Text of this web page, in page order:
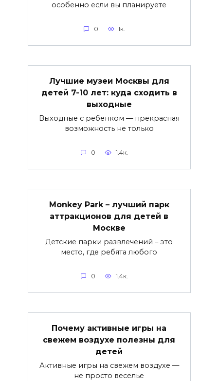
особенно если вы планируете
0 1к.
Лучшие музеи Москвы для
детей 7-10 лет: куда сходить в
выходные
Выходные с ребенком — прекрасная
возможность не только
0 1.4к.
Monkey Park – лучший парк
аттракционов для детей в
Москве
Детские парки развлечений – это
место, где ребята любого
0 1.4к.
Почему активные игры на
свежем воздухе полезны для
детей
Активные игры на свежем воздухе —
не просто веселье